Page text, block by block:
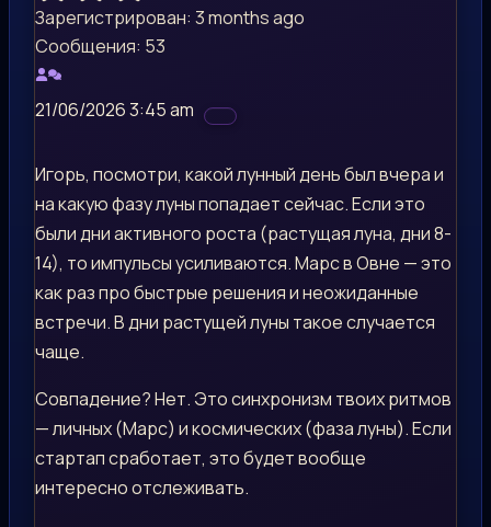
Зарегистрирован: 3 months ago
Сообщения: 53
21/06/2026 3:45 am
Игорь, посмотри, какой лунный день был вчера и
на какую фазу луны попадает сейчас. Если это
были дни активного роста (растущая луна, дни 8-
14), то импульсы усиливаются. Марс в Овне — это
как раз про быстрые решения и неожиданные
встречи. В дни растущей луны такое случается
чаще.
Совпадение? Нет. Это синхронизм твоих ритмов
— личных (Марс) и космических (фаза луны). Если
стартап сработает, это будет вообще
интересно отслеживать.